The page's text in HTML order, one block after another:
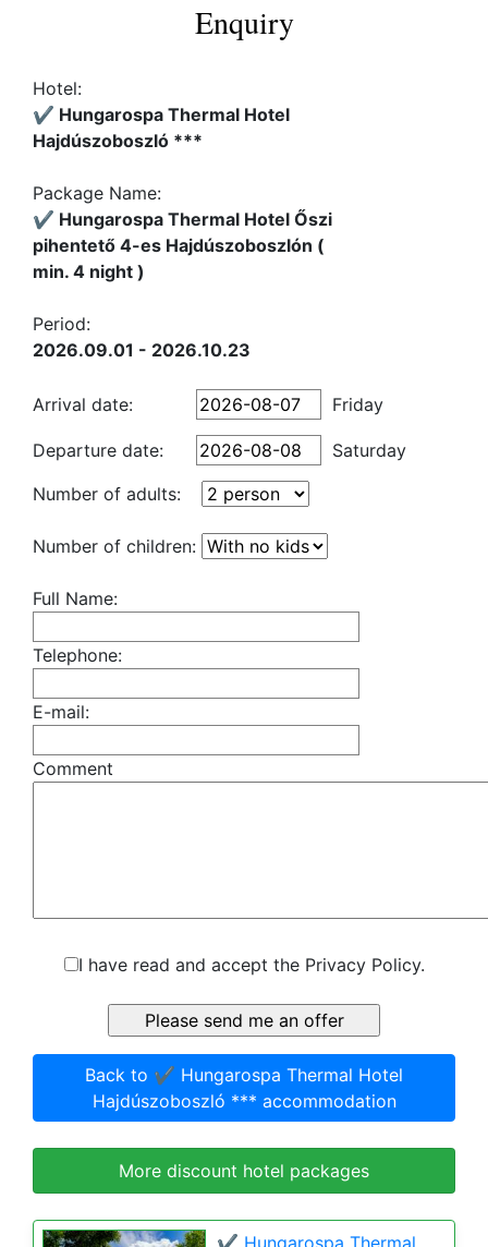
Enquiry
Hotel:
✔️ Hungarospa Thermal Hotel
Hajdúszoboszló ***
Package Name:
✔️ Hungarospa Thermal Hotel Őszi
pihentető 4-es Hajdúszoboszlón (
min. 4 night )
Period:
2026.09.01 - 2026.10.23
Arrival date: Friday
Departure date:
Saturday
Number of adults:
Number of children:
Full Name:
Telephone:
E-mail:
Comment
I have read and accept the Privacy Policy.
Back to ✔️ Hungarospa Thermal Hotel
Hajdúszoboszló *** accommodation
More discount hotel packages
✔️ Hungarospa Thermal